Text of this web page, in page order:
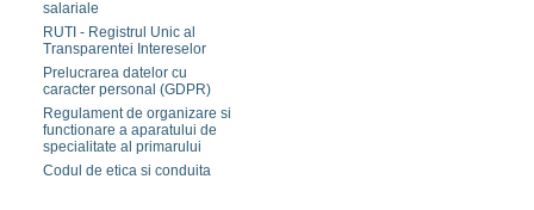
salariale
RUTI - Registrul Unic al
Transparentei Intereselor
Prelucrarea datelor cu
caracter personal (GDPR)
Regulament de organizare si
functionare a aparatului de
specialitate al primarului
Codul de etica si conduita